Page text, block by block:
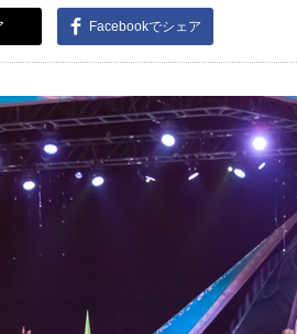
Facebookでシェア